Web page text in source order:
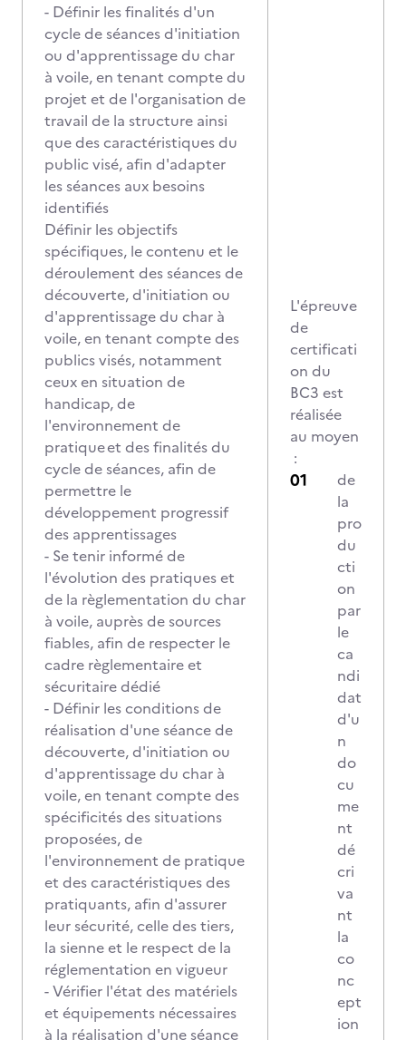
- Définir les finalités d'un
cycle de séances d'initiation
ou d'apprentissage du char
à voile, en tenant compte du
projet et de l'organisation de
travail de la structure ainsi
que des caractéristiques du
public visé, afin d'adapter
les séances aux besoins
identifiés
Définir les objectifs
spécifiques, le contenu et le
déroulement des séances de
découverte, d'initiation ou
d'apprentissage du char à
voile, en tenant compte des
publics visés, notamment
ceux en situation de
handicap, de
l'environnement de
pratique et des finalités du
cycle de séances, afin de
permettre le
développement progressif
des apprentissages
- Se tenir informé de
l'évolution des pratiques et
de la règlementation du char
à voile, auprès de sources
fiables, afin de respecter le
cadre règlementaire et
sécuritaire dédié
- Définir les conditions de
réalisation d'une séance de
découverte, d'initiation ou
d'apprentissage du char à
voile, en tenant compte des
spécificités des situations
proposées, de
l'environnement de pratique
et des caractéristiques des
pratiquants, afin d'assurer
leur sécurité, celle des tiers,
la sienne et le respect de la
réglementation en vigueur
- Vérifier l'état des matériels
et équipements nécessaires
à la réalisation d'une séance
L'épreuve
de
certificati
on du
BC3 est
réalisée
au moyen
:
de
la
pro
du
cti
on
par
le
ca
ndi
dat
d'u
n
do
cu
me
nt
dé
cri
va
nt
la
co
nc
ept
ion